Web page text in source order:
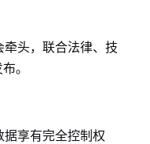
头，联合法律、技
。
据享有完全控制权